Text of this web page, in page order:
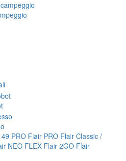
PRO Flair PRO Flair Classic /
NEO FLEX Flair 2GO Flair